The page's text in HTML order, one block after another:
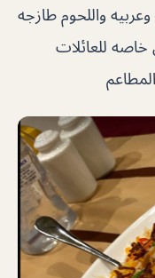
واللحوم طازجه
خاصه للعائلات